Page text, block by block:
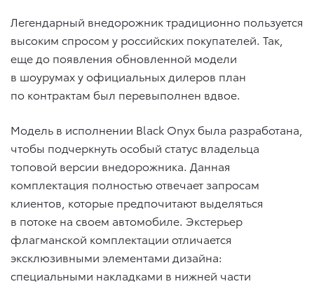
Легендарный внедорожник традиционно пользуется
высоким спросом у российских покупателей. Так,
еще до появления обновленной модели
в шоурумах у официальных дилеров план
по контрактам был перевыполнен вдвое.
Модель в исполнении Black Onyx была разработана,
чтобы подчеркнуть особый статус владельца
топовой версии внедорожника. Данная
комплектация полностью отвечает запросам
клиентов, которые предпочитают выделяться
в потоке на своем автомобиле. Экстерьер
флагманской комплектации отличается
эксклюзивными элементами дизайна:
специальными накладками в нижней части